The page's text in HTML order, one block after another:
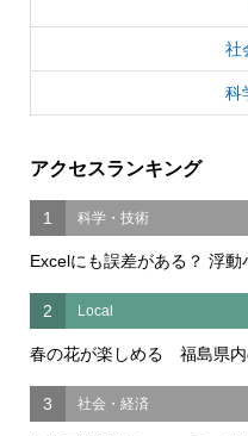
社
科
アクセスランキング
1 科学・技術
Excelにも誤差がある？ 浮
2 Local
春の花が楽しめる 福島県内
3 社会・経済